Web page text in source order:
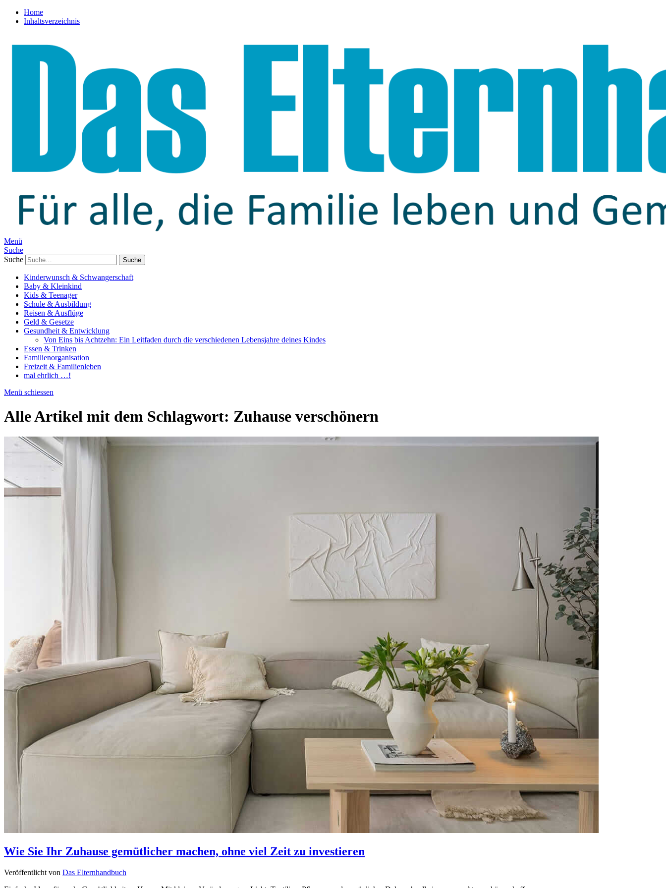
Home
Inhaltsverzeichnis
Menü
Suche
Suche
Kinderwunsch & Schwangerschaft
Baby & Kleinkind
Kids & Teenager
Schule & Ausbildung
Reisen & Ausflüge
Geld & Gesetze
Gesundheit & Entwicklung
Von Eins bis Achtzehn: Ein Leitfaden durch die verschiedenen Lebensjahre deines Kindes
Essen & Trinken
Familienorganisation
Freizeit & Familienleben
mal ehrlich …!
Menü schiessen
Alle Artikel mit dem Schlagwort: Zuhause verschönern
Wie Sie Ihr Zuhause gemütlicher machen, ohne viel Zeit zu investieren
Veröffentlicht von Das Elternhandbuch